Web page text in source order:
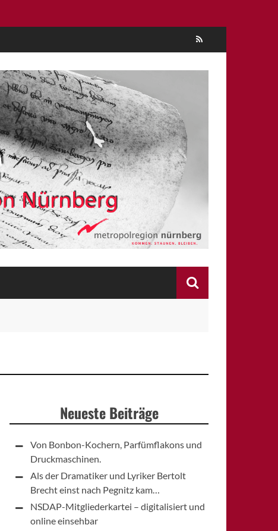
Neueste Beiträge
Von Bonbon-Kochern, Parfümflakons und
Druckmaschinen.
Als der Dramatiker und Lyriker Bertolt
Brecht einst nach Pegnitz kam…
NSDAP-Mitgliederkartei – digitalisiert und
online einsehbar